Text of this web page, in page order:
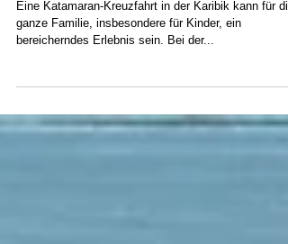
5 Gründe für das Segeln auf
San Blas mit Kindern
Eine Katamaran-Kreuzfahrt in der Karibik kann für die
bereicherndes Erlebnis sein. Bei der...